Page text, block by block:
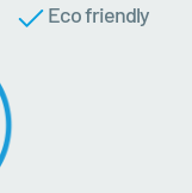
Eco friendly